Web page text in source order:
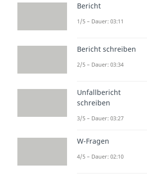
Rededer
Figurenrede
dramatischer
sowohlDialoge
. Die
nicht nur den
voran, sondern
Informationen
,
um die
Figurenrede —
Bericht
1/5 – Dauer: 03:11
Bericht schreiben
2/5 – Dauer: 03:34
Unfallbericht
schreiben
3/5 – Dauer: 03:27
W-Fragen
4/5 – Dauer: 02:10